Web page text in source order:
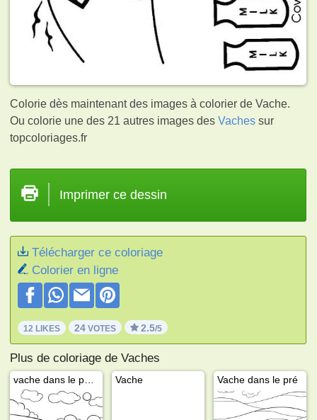
Colorie dès maintenant des images à colorier de Vache.
Ou colorie une des 21 autres images desVaches sur
topcoloriages.fr
Imprimer ce dessin
Télécharger ce coloriage
Colorier en ligne
12 LIKES 24 VOTES 2.5/5
Plus de coloriage de Vaches
Vache Vache dans le pré